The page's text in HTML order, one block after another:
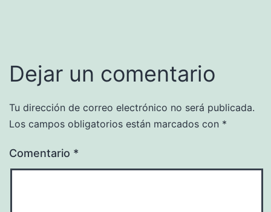
Dejar un comentario
Tu dirección de correo electrónico no será publicada.
Los campos obligatorios están marcados con *
Comentario *